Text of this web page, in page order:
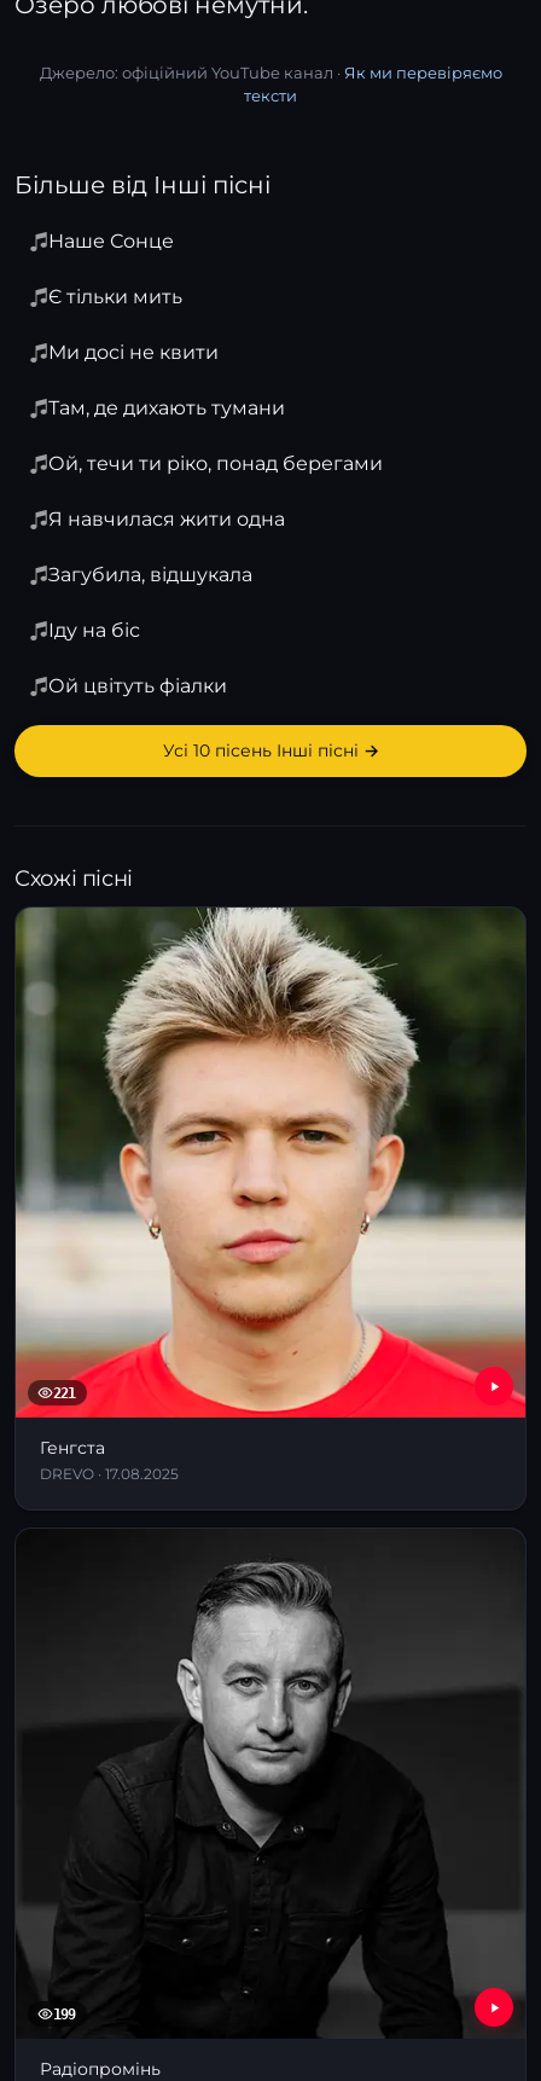
Джерело: офіційний YouTube канал · Як ми перевіряємо
тексти
Більше від Інші пісні
Наше Сонце
Є тільки мить
Ми досі не квити
Там, де дихають тумани
Ой, течи ти ріко, понад берегами
Я навчилася жити одна
Загубила, відшукала
Іду на біс
Ой цвітуть фіалки
Усі 10 пісень Інші пісні →
Схожі пісні
221
Генгста
DREVO · 17.08.2025
199
Радіопромінь